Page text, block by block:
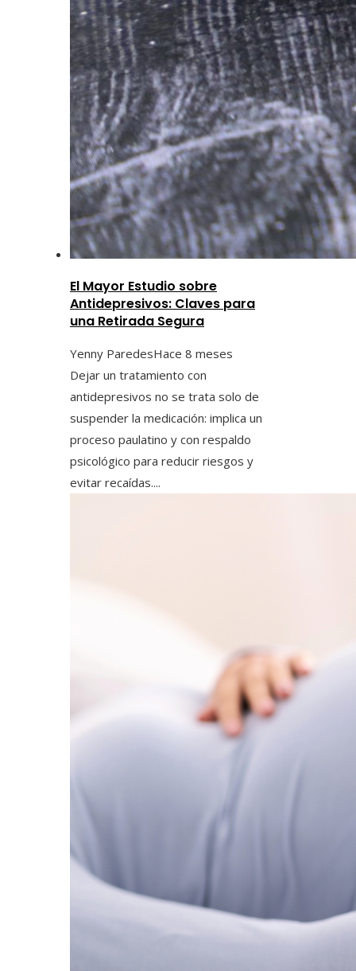
El Mayor Estudio sobre
Antidepresivos: Claves para
una Retirada Segura
Yenny ParedesHace 8 meses
Dejar un tratamiento con
antidepresivos no se trata solo de
suspender la medicación: implica un
proceso paulatino y con respaldo
psicológico para reducir riesgos y
evitar recaídas....